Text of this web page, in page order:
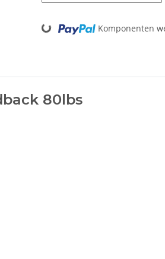
Loading... Komponenten
80lbs